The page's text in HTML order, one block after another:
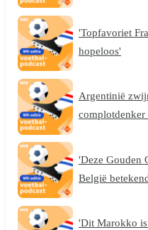
'Topfavoriet
hopeloos'
Argentinië
complotdenker
'Deze Gouden
België
'Dit Marokko